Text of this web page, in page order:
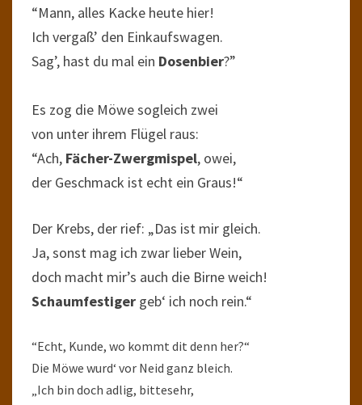
“Mann, alles Kacke heute hier!
Ich vergaß’ den Einkaufswagen.
Sag’, hast du mal ein Dosenbier?”
Es zog die Möwe sogleich zwei
von unter ihrem Flügel raus:
“Ach, Fächer-Zwergmispel, owei,
der Geschmack ist echt ein Graus!“
Der Krebs, der rief: „Das ist mir gleich.
Ja, sonst mag ich zwar lieber Wein,
doch macht mir’s auch die Birne weich!
Schaumfestiger geb‘ ich noch rein.“
“Echt, Kunde, wo kommt dit denn her?“
Die Möwe wurd‘ vor Neid ganz bleich.
„Ich bin doch adlig, bittesehr,